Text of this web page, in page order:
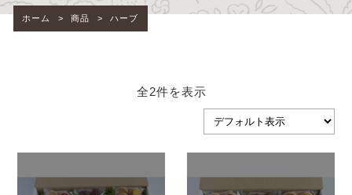
ホーム > 商品 > ハーブ
全2件を表示